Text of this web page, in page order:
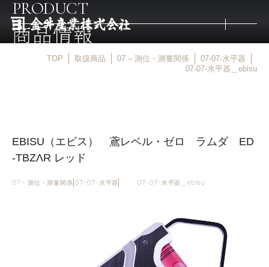
取扱メーカー
金井産業の強み
PRODUCT
商品情報
TOP 取扱商品 07 – 測位・測量関係
07-07-水平器
07-07-水平器＿ebisu
EBISU（エビス） 鳶レベル・ゼロ ラムダ ED
-TBZΛR レッド
07 – 測位・測量関係 07-07-水平器 07-07-水平器＿ebisu